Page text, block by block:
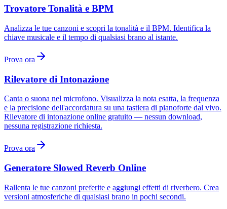
Trovatore Tonalità e BPM
Analizza le tue canzoni e scopri la tonalità e il BPM. Identifica la
chiave musicale e il tempo di qualsiasi brano al istante.
Prova ora
Rilevatore di Intonazione
Canta o suona nel microfono. Visualizza la nota esatta, la frequenza
e la precisione dell'accordatura su una tastiera di pianoforte dal vivo.
Rilevatore di intonazione online gratuito — nessun download,
nessuna registrazione richiesta.
Prova ora
Generatore Slowed Reverb Online
Rallenta le tue canzoni preferite e aggiungi effetti di riverbero. Crea
versioni atmosferiche di qualsiasi brano in pochi secondi.